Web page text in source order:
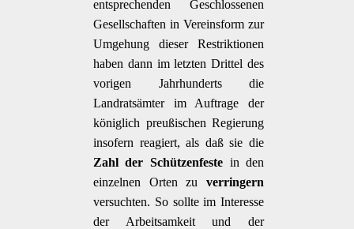
entsprechenden Geschlossenen
Gesellschaften in Vereinsform zur
Umgehung dieser Restriktionen
haben dann im letzten Drittel des
vorigen Jahrhunderts die
Landratsämter im Auftrage der
königlich preußischen Regierung
insofern reagiert, als daß sie die
Zahl der Schützenfeste in den
einzelnen Orten zuverringern
versuchten. So sollte im Interesse
der Arbeitsamkeit und der